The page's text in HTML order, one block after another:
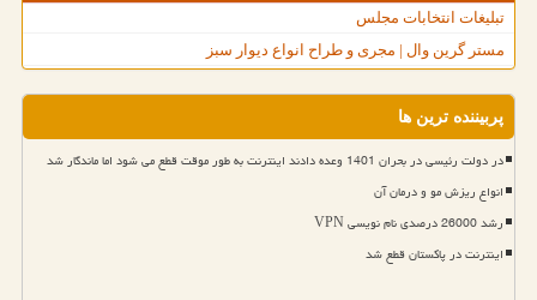
تبلیغات انتخابات مجلس
مستر گرین وال | مجری و طراح انواع دیوار سبز
پربیننده ترین ها
در دولت رئیسی در بحران 1401 وعده دادند اینترنت به طور موقت قطع می شود اما ماندگار شد
انواع ریزش مو و درمان آن
رشد 26000 درصدی نام نویسی VPN
اینترنت در پاکستان قطع شد